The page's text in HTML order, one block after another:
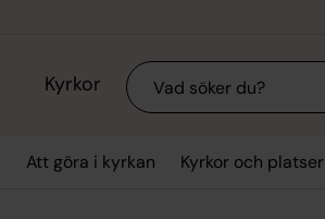
Kyrkor Sök
Att göra i kyrkan Kyrkor och platser